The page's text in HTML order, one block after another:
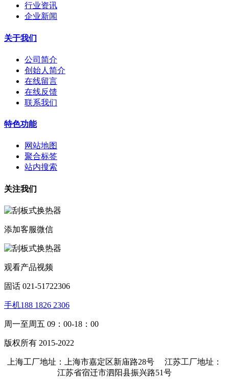
行业资讯
企业新闻
关于我们
公司简介
创始人简介
在线留言
在线反馈
联系我们
特色功能
网站地图
聚合标签
站内搜索
关注我们
添加客服微信
观看产品视频
固话 021-51722306
手机188 1826 2306
周一至周五 09：00-18：00
版权所有 2015-2022
上海工厂地址：上海市嘉定区新庙路28号 江苏工厂地址：
江苏省宿迁市泗阳县振兴路51号